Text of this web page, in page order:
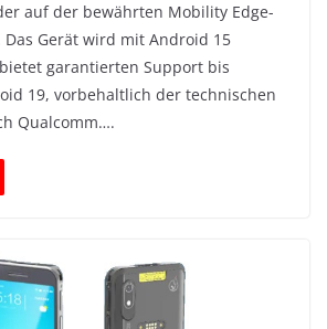
auf der bewährten Mobility Edge-
Gerät wird mit Android 15
garantierten Support bis
19, vorbehaltlich der technischen
Qualcomm….